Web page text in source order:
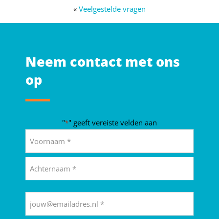
« Veelgestelde vragen
Neem contact met ons
op
"*" geeft vereiste velden aan